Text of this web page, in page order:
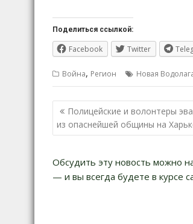
Поделиться ссылкой:
Facebook Twitter
Война, Регион Новая
Навигация
по
записям
Полицейские и волонтеры
из опаснейшей общины на
Обсудить эту новость можно
— и вы всегда будете в курсе